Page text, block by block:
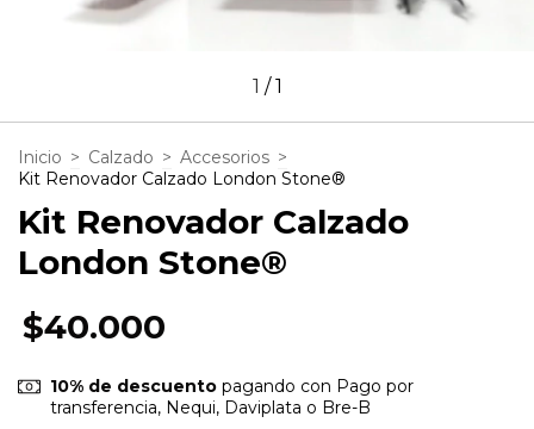
1 /1
Inicio > Calzado > Accesorios >
Kit Renovador Calzado London Stone®
Kit Renovador Calzado
London Stone®
$40.000
10% de descuentopagando con Pago por
transferencia, Nequi, Daviplata o Bre-B